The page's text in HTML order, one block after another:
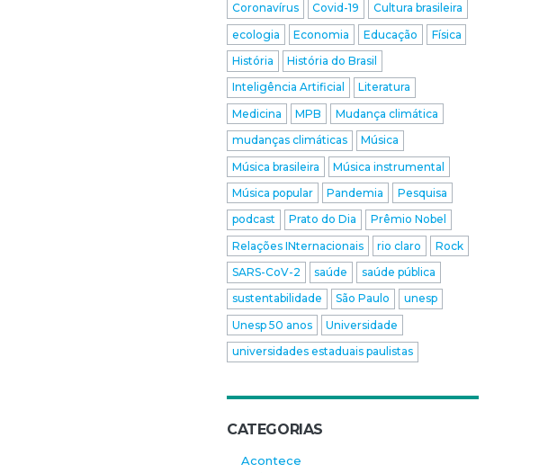
Coronavírus
Covid-19
Cultura brasileira
ecologia
Economia Educação
Física
História
História do Brasil
Inteligência Artificial
Literatura
Medicina
MPB
Mudança climática
mudanças climáticas
Música
Música brasileira
Música instrumental
Música popular
Pandemia
Pesquisa
podcast
Prato do Dia
Prêmio Nobel
Relações INternacionais
rio claro
Rock
SARS-CoV-2
saúde
saúde pública
sustentabilidade
São Paulo
unesp
Unesp 50 anos
Universidade
universidades estaduais paulistas
CATEGORIAS
Acontece